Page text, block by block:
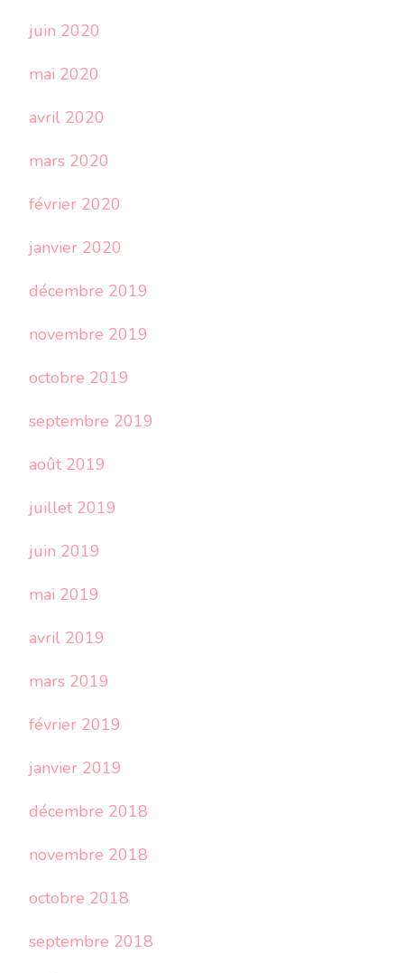
juin 2020
mai 2020
avril 2020
mars 2020
février 2020
janvier 2020
décembre 2019
novembre 2019
octobre 2019
septembre 2019
août 2019
juillet 2019
juin 2019
mai 2019
avril 2019
mars 2019
février 2019
janvier 2019
décembre 2018
novembre 2018
octobre 2018
septembre 2018